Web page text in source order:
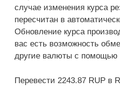
случае изменения курса
пересчитан в
Обновление курса
вас есть возможность
другие валюты с
Перевести 2243.87 RUP в